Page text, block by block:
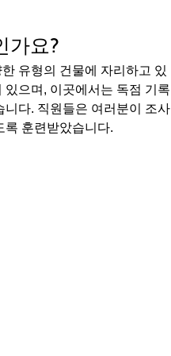
가요?
유형의 건물에 자리하고 있
으며, 이곳에서는 독점 기록
다. 직원들은 여러분이 조사
록 훈련받았습니다.